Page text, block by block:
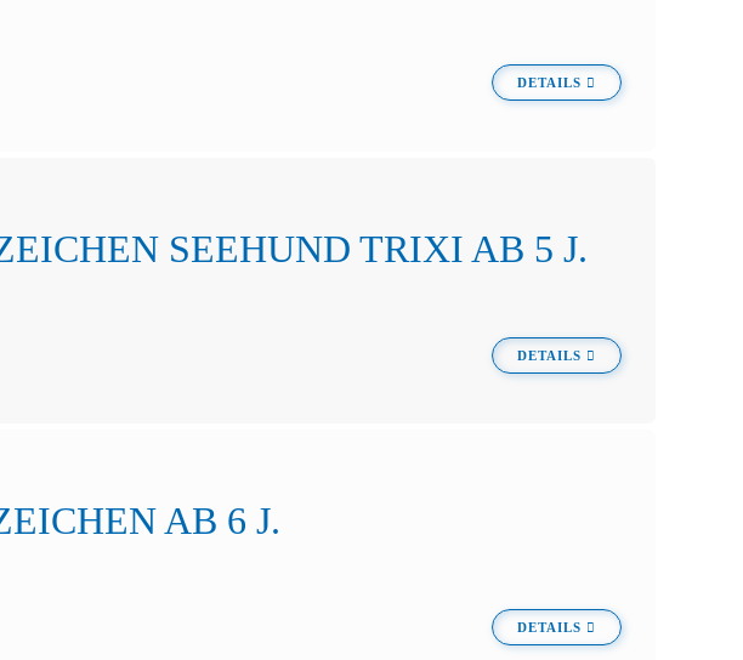
DETAILS
SEEHUND TRIXI AB 5 J.
DETAILS
AB 6 J.
DETAILS